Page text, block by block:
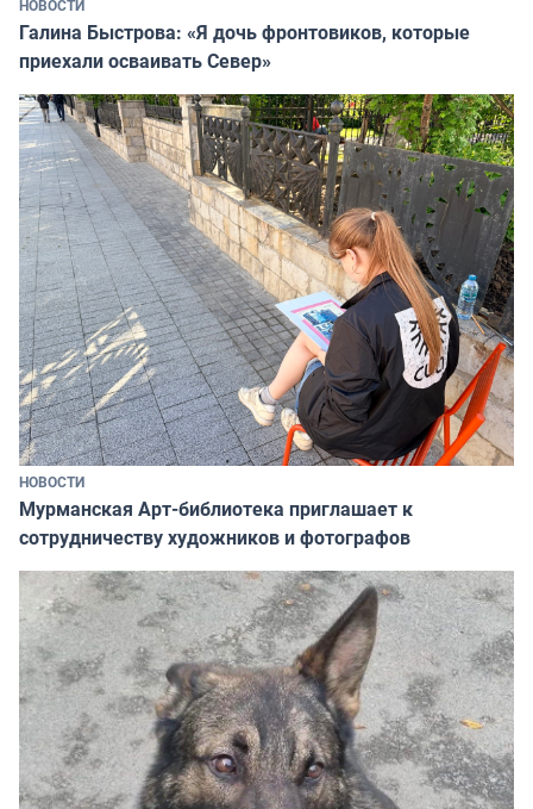
НОВОСТИ
Галина Быстрова: «Я дочь фронтовиков, которые
приехали осваивать Север»
НОВОСТИ
Мурманская Арт-библиотека приглашает к
сотрудничеству художников и фотографов